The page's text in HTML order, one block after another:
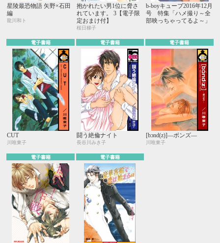
星陵最恐物語 矢野×石田
編
龍川和ト
抱かれたい男1位に脅さ
れています。 3【電子限
定おまけ付】
桜日梯子
b-boyキューブ2016年12月
号 特集「ハメ撮り～全
部映っちゃってるよ～」
電子書籍
CUT
川唯東子
電子書籍
闘う絶倫ナイト
長谷川みき子
電子書籍
[bɔnd(z)]―ボンズ―
川唯東子
電子書籍 電子書籍